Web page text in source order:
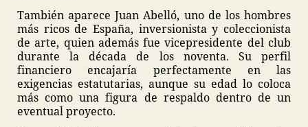
También aparece Juan Abelló, uno de los hombres
más ricos de España, inversionista y coleccionista
de arte, quien además fue vicepresidente del club
durante la década de los noventa. Su perfil
financiero encajaría perfectamente en las
exigencias estatutarias, aunque su edad lo coloca
más como una figura de respaldo dentro de un
eventual proyecto.